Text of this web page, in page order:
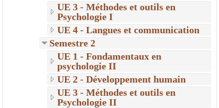
UE 3 - Méthodes et outils en
Psychologie I
UE 4 - Langues et communication
Semestre 2
UE 1 - Fondamentaux en
psychologie II
UE 2 - Développement humain
UE 3 - Méthodes et outils en
Psychologie II